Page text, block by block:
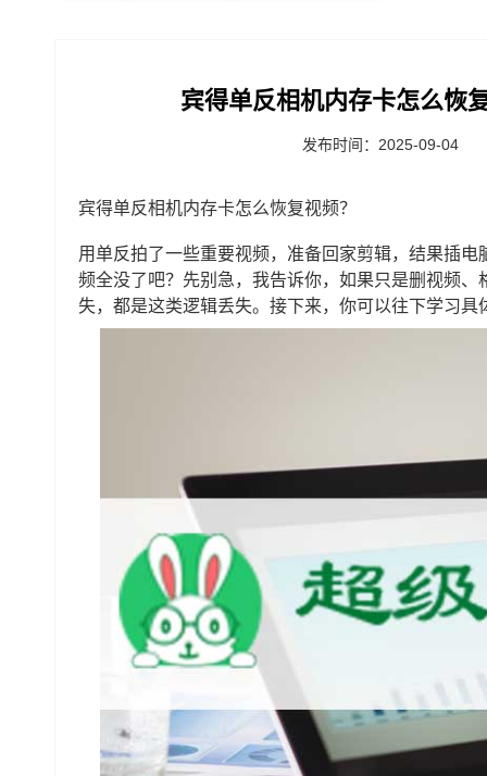
宾得单反相机内存卡怎么恢
发布时间：2025-09-04
宾得单反相机内存卡怎么恢复视频？
用单反拍了一些重要视频，准备回家剪辑，结果插
频全没了吧？先别急，我告诉你，如果只是删视频
失，都是这类逻辑丢失。接下来，你可以往下学习